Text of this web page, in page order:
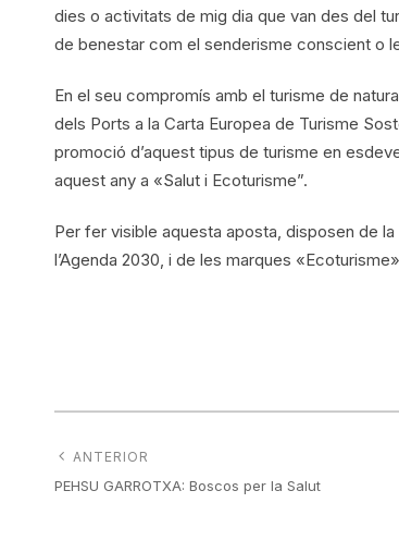
dies o activitats de mig dia que van des del
de benestar com el senderisme conscient o
En el seu compromís amb el turisme de
dels Ports a la Carta Europea de Turisme
promoció d’aquest tipus de turisme en
aquest any a «Salut i Ecoturisme”.
Per fer visible aquesta aposta, disposen de la
l’Agenda 2030, i de les marques
ANTERIOR
PEHSU GARROTXA: Boscos per la Salut